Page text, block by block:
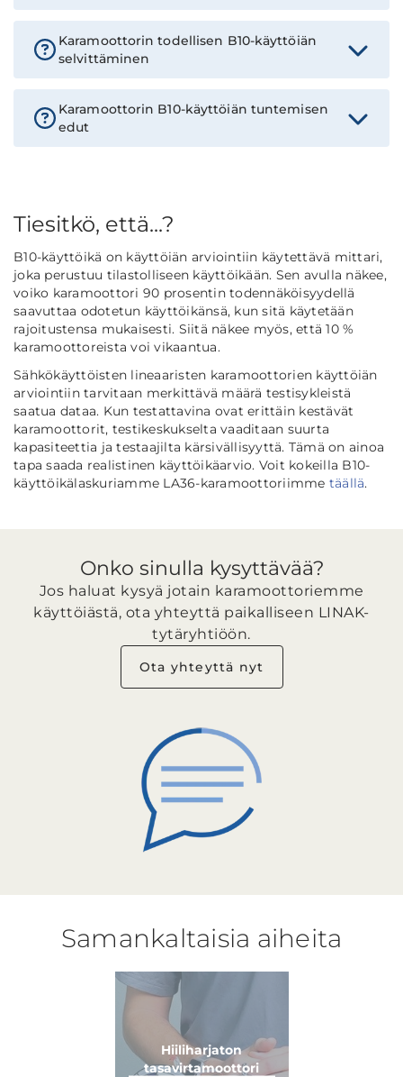
Karamoottorin todellisen B10-käyttöiän
selvittäminen
Karamoottorin B10-käyttöiän tuntemisen
edut
Tiesitkö, että...?
B10-käyttöikä on käyttöiän arviointiin käytettävä mittari,
joka perustuu tilastolliseen käyttöikään. Sen avulla näkee,
voiko karamoottori 90 prosentin todennäköisyydellä
saavuttaa odotetun käyttöikänsä, kun sitä käytetään
rajoitustensa mukaisesti. Siitä näkee myös, että 10 %
karamoottoreista voi vikaantua.
Sähkökäyttöisten lineaaristen karamoottorien käyttöiän
arviointiin tarvitaan merkittävä määrä testisykleistä
saatua dataa. Kun testattavina ovat erittäin kestävät
karamoottorit, testikeskukselta vaaditaan suurta
kapasiteettia ja testaajilta kärsivällisyyttä. Tämä on ainoa
tapa saada realistinen käyttöikäarvio. Voit kokeilla B10-
käyttöikälaskuriamme LA36-karamoottoriimme täällä.
Onko sinulla kysyttävää?
Jos haluat kysyä jotain karamoottoriemme
käyttöiästä, ota yhteyttä paikalliseen LINAK-
tytäryhtiöön.
Ota yhteyttä nyt
Samankaltaisia aiheita
Hiiliharjaton
tasavirtamoottori